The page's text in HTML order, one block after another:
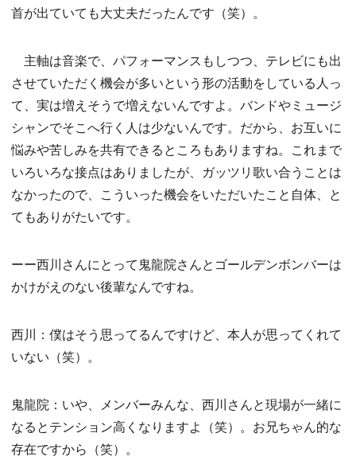
首が出ていても大丈夫だったんです（笑）。
主軸は音楽で、パフォーマンスもしつつ、テレビにも出
させていただく機会が多いという形の活動をしている人っ
て、実は増えそうで増えないんですよ。バンドやミュージ
シャンでそこへ行く人は少ないんです。だから、お互いに
悩みや苦しみを共有できるところもありますね。これまで
いろいろな接点はありましたが、ガッツリ歌い合うことは
なかったので、こういった機会をいただいたこと自体、と
てもありがたいです。
ーー西川さんにとって鬼龍院さんとゴールデンボンバーは
かけがえのない後輩なんですね。
西川：僕はそう思ってるんですけど、本人が思ってくれて
いない（笑）。
鬼龍院：いや、メンバーみんな、西川さんと現場が一緒に
なるとテンション高くなりますよ（笑）。お兄ちゃん的な
存在ですから（笑）。